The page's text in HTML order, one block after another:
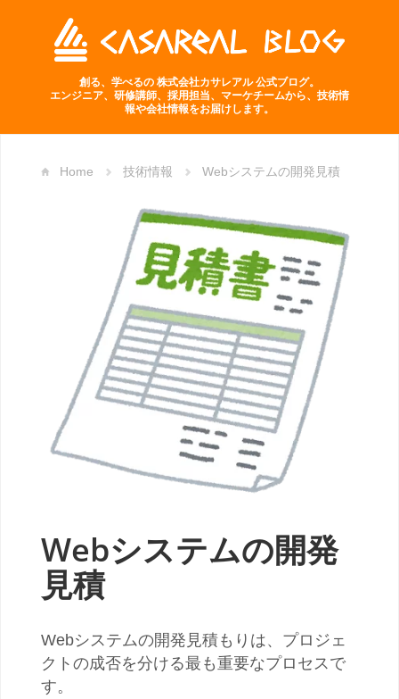
創る、学べるの 株式会社カサレアル 公式ブログ。
エンジニア、研修講師、採用担当、マーケチームから、技術情
報や会社情報をお届けします。
Home 技術情報 Webシステムの開発見積
Webシステムの開発
見積
Webシステムの開発見積もりは、プロジェ
クトの成否を分ける最も重要なプロセスで
す。